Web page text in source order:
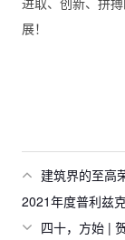
展！
建筑界的至高
2021年度普利兹
四十，方始 |